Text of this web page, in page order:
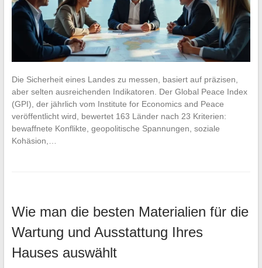
Die Sicherheit eines Landes zu messen, basiert auf präzisen,
aber selten ausreichenden Indikatoren. Der Global Peace Index
(GPI), der jährlich vom Institute for Economics and Peace
veröffentlicht wird, bewertet 163 Länder nach 23 Kriterien:
bewaffnete Konflikte, geopolitische Spannungen, soziale
Kohäsion,…
Wie man die besten Materialien für die
Wartung und Ausstattung Ihres
Hauses auswählt